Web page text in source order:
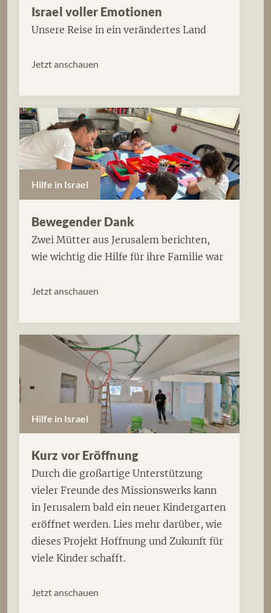
Israel voller Emotionen
Unsere Reise in ein verändertes Land
Jetzt anschauen
Hilfe in Israel
Bewegender Dank
Zwei Mütter aus Jerusalem berichten,
wie wichtig die Hilfe für ihre Familie war
Jetzt anschauen
Hilfe in Israel
Kurz vor Eröffnung
Durch die großartige Unterstützung
vieler Freunde des Missionswerks kann
in Jerusalem bald ein neuer Kindergarten
eröffnet werden. Lies mehr darüber, wie
dieses Projekt Hoffnung und Zukunft für
viele Kinder schafft.
Jetzt anschauen